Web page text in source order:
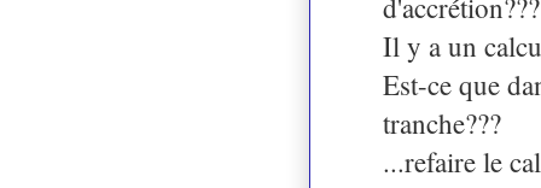
Il y a un
Est-ce que
tranche???
...refaire le